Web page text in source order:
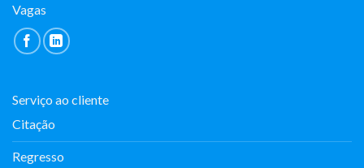
Vagas
Serviço ao cliente
Citação
Regresso